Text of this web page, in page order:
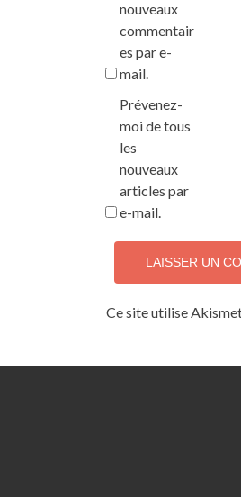
nouveaux
commentair
es par e-
mail.
Prévenez-
moi de tous
les
nouveaux
articles par
e-mail.
Ce site utilise